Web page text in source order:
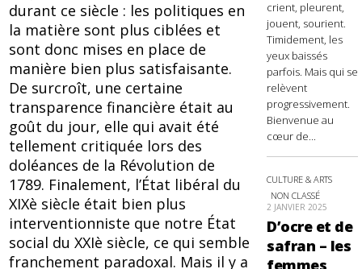
durant ce siècle : les politiques en
la matière sont plus ciblées et
sont donc mises en place de
manière bien plus satisfaisante.
De surcroît, une certaine
transparence financière était au
goût du jour, elle qui avait été
tellement critiquée lors des
doléances de la Révolution de
1789. Finalement, l’État libéral du
XIXè siècle était bien plus
interventionniste que notre État
social du XXIè siècle, ce qui semble
franchement paradoxal. Mais il y a
crient, pleurent,
jouent, sourient.
Timidement, les
yeux baissés
parfois. Mais qui se
relèvent
progressivement.
Bienvenue au
cœur de...
CULTURE & ARTS
NON CLASSÉ
2 JANVIER 2025
D’ocre et de
safran – les
femmes